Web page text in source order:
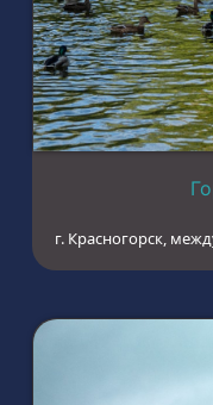
г. Красногорск,